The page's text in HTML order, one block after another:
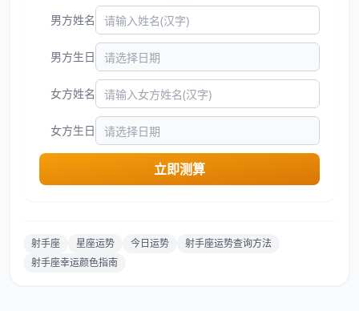
男方姓名
男方生日
女方姓名
女方生日
立即测算
射手座 星座运势 今日运势
射手座运势查询方法
射手座幸运颜色指南